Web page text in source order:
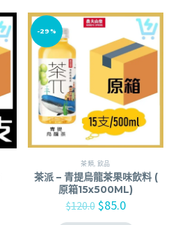
-29%
茶類 飲品
茶派 – 青提烏龍茶果味飲料 (
原箱15x500ML)
$120.0 $85.0